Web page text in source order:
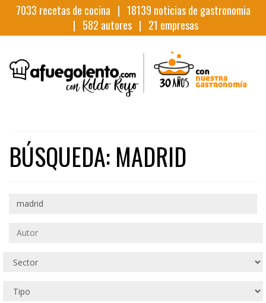
7033 recetas de cocina | 18139 noticias de gastronomia
| 582 autores | 21 empresas
BÚSQUEDA: MADRID